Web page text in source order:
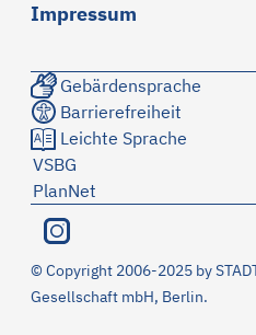
Impressum
Gebärdensprache
Barrierefreiheit
Leichte Sprache
VSBG
PlanNet
© Copyright 2006-2025 by
Gesellschaft mbH, Berlin.